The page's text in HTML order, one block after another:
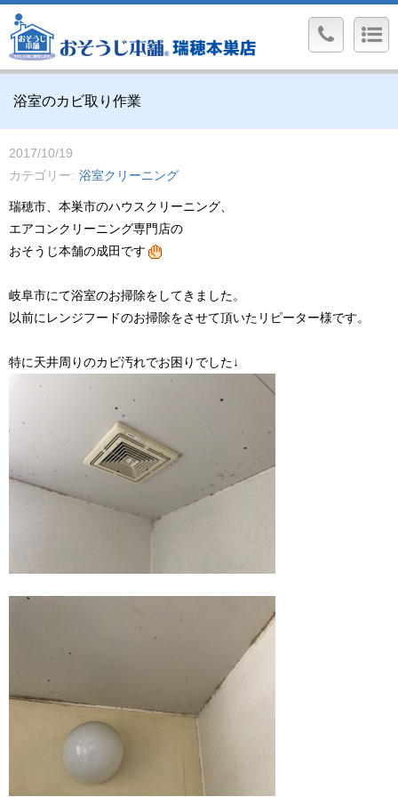
浴室のカビ取り作業
2017/10/19
カテゴリー
浴室クリーニング
瑞穂市、本巣市のハウスクリーニング、
エアコンクリーニング専門店の
おそうじ本舗の成田です
岐阜市にて浴室のお掃除をしてきました。
以前にレンジフードのお掃除をさせて頂いたリピーター様です。
特に天井周りのカビ汚れでお困りでした↓